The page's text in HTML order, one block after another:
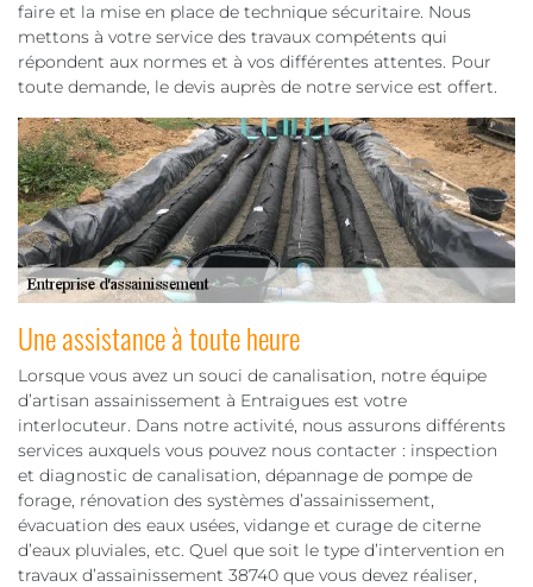
faire et la mise en place de technique sécuritaire. Nous
mettons à votre service des travaux compétents qui
répondent aux normes et à vos différentes attentes. Pour
toute demande, le devis auprès de notre service est offert.
Une assistance à toute heure
Lorsque vous avez un souci de canalisation, notre équipe
d’artisan assainissement à Entraigues est votre
interlocuteur. Dans notre activité, nous assurons différents
services auxquels vous pouvez nous contacter : inspection
et diagnostic de canalisation, dépannage de pompe de
forage, rénovation des systèmes d’assainissement,
évacuation des eaux usées, vidange et curage de citerne
d’eaux pluviales, etc. Quel que soit le type d’intervention en
travaux d’assainissement 38740 que vous devez réaliser,